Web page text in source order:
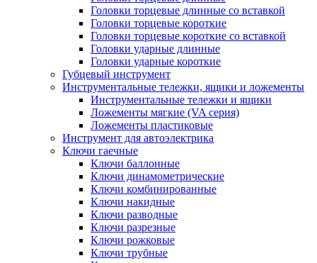
Головки торцевые длинные со вставкой
Головки торцевые короткие
Головки торцевые короткие со вставкой
Головки ударные длинные
Головки ударные короткие
Губцевый инструмент
Инструментальные тележки, ящики и ложементы
Инструментальные тележки и ящики
Ложементы мягкие (VA серия)
Ложементы пластиковые
Инструмент для автоэлектрика
Ключи гаечные
Ключи баллонные
Ключи динамометрические
Ключи комбинированные
Ключи накидные
Ключи разводные
Ключи разрезные
Ключи рожковые
Ключи трубные